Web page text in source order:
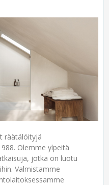
räätälöityjä
Olemme ylpeitä
jotka on luotu
Valmistamme